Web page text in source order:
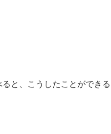
と、こうしたことができ